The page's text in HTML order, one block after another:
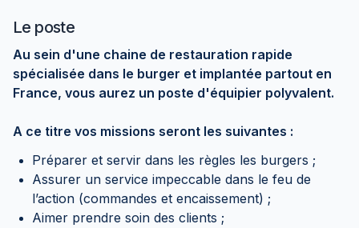
Le poste
Au sein d'une chaine de restauration rapide
spécialisée dans le burger et implantée partout en
France, vous aurez un poste d'équipier polyvalent.
A ce titre vos missions seront les suivantes :
Préparer et servir dans les règles les burgers ;
Assurer un service impeccable dans le feu de
l’action (commandes et encaissement) ;
Aimer prendre soin des clients ;